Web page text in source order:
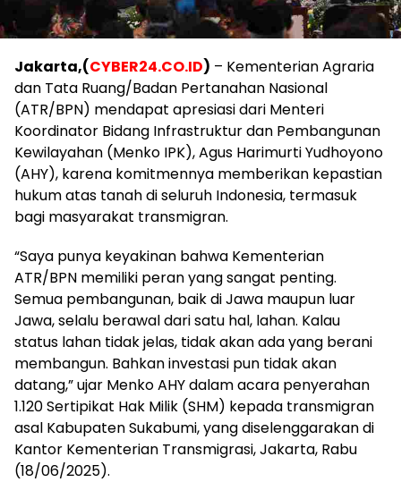
Jakarta,(CYBER24.CO.ID) – Kementerian Agraria
dan Tata Ruang/Badan Pertanahan Nasional
(ATR/BPN) mendapat apresiasi dari Menteri
Koordinator Bidang Infrastruktur dan Pembangunan
Kewilayahan (Menko IPK), Agus Harimurti Yudhoyono
(AHY), karena komitmennya memberikan kepastian
hukum atas tanah di seluruh Indonesia, termasuk
bagi masyarakat transmigran.
“Saya punya keyakinan bahwa Kementerian
ATR/BPN memiliki peran yang sangat penting.
Semua pembangunan, baik di Jawa maupun luar
Jawa, selalu berawal dari satu hal, lahan. Kalau
status lahan tidak jelas, tidak akan ada yang berani
membangun. Bahkan investasi pun tidak akan
datang,” ujar Menko AHY dalam acara penyerahan
1.120 Sertipikat Hak Milik (SHM) kepada transmigran
asal Kabupaten Sukabumi, yang diselenggarakan di
Kantor Kementerian Transmigrasi, Jakarta, Rabu
(18/06/2025).